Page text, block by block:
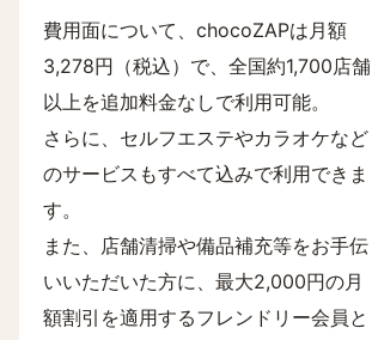
費用面について、chocoZAPは月額
3,278円（税込）で、全国約1,700店舗
以上を追加料金なしで利用可能。
さらに、セルフエステやカラオケなど
のサービスもすべて込みで利用できま
す。
また、店舗清掃や備品補充等をお手伝
いいただいた方に、最大2,000円の月
額割引を適用するフレンドリー会員と